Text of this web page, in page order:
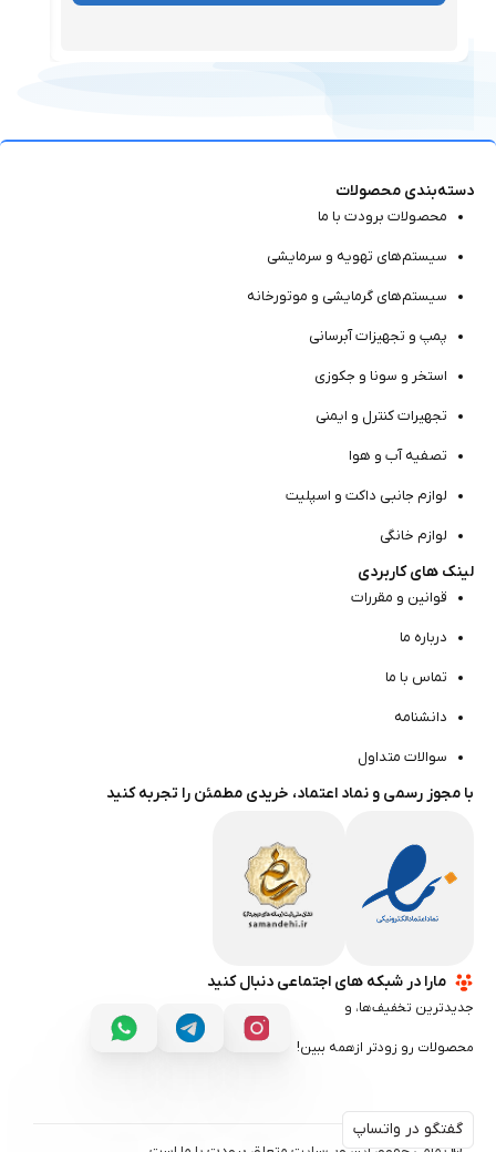
دسته‌بندی محصولات
محصولات برودت با ما
سیستم‌های تهویه و سرمایشی
سیستم‌های گرمایشی و موتور‌خانه
پمپ و تجهیزات آبرسانی
استخر و سونا و جکوزی
تجهیرات کنترل و ایمنی
تصفیه آب و هوا
لوازم جانبی داکت و اسپلیت
لوازم خانگی
لینک های کاربردی
قوانین و مقررات
درباره ما
تماس با ما
دانشنامه
سوالات متداول
با مجوز رسمی و نماد اعتماد، خریدی مطمئن را تجربه کنید
مارا در شبکه های اجتماعی دنبال کنید
جدیدترین تخفیف‌ها، و
محصولات رو زودتر ازهمه ببین!
گفتگو در واتساپ
گفتگو در واتساپ